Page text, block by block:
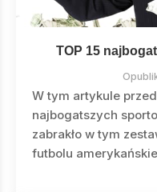
TOP 15
W tym artykule
najbogatszych
zabrakło w tym
futbolu